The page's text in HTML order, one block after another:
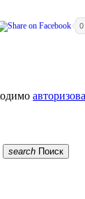
0
search Поиск